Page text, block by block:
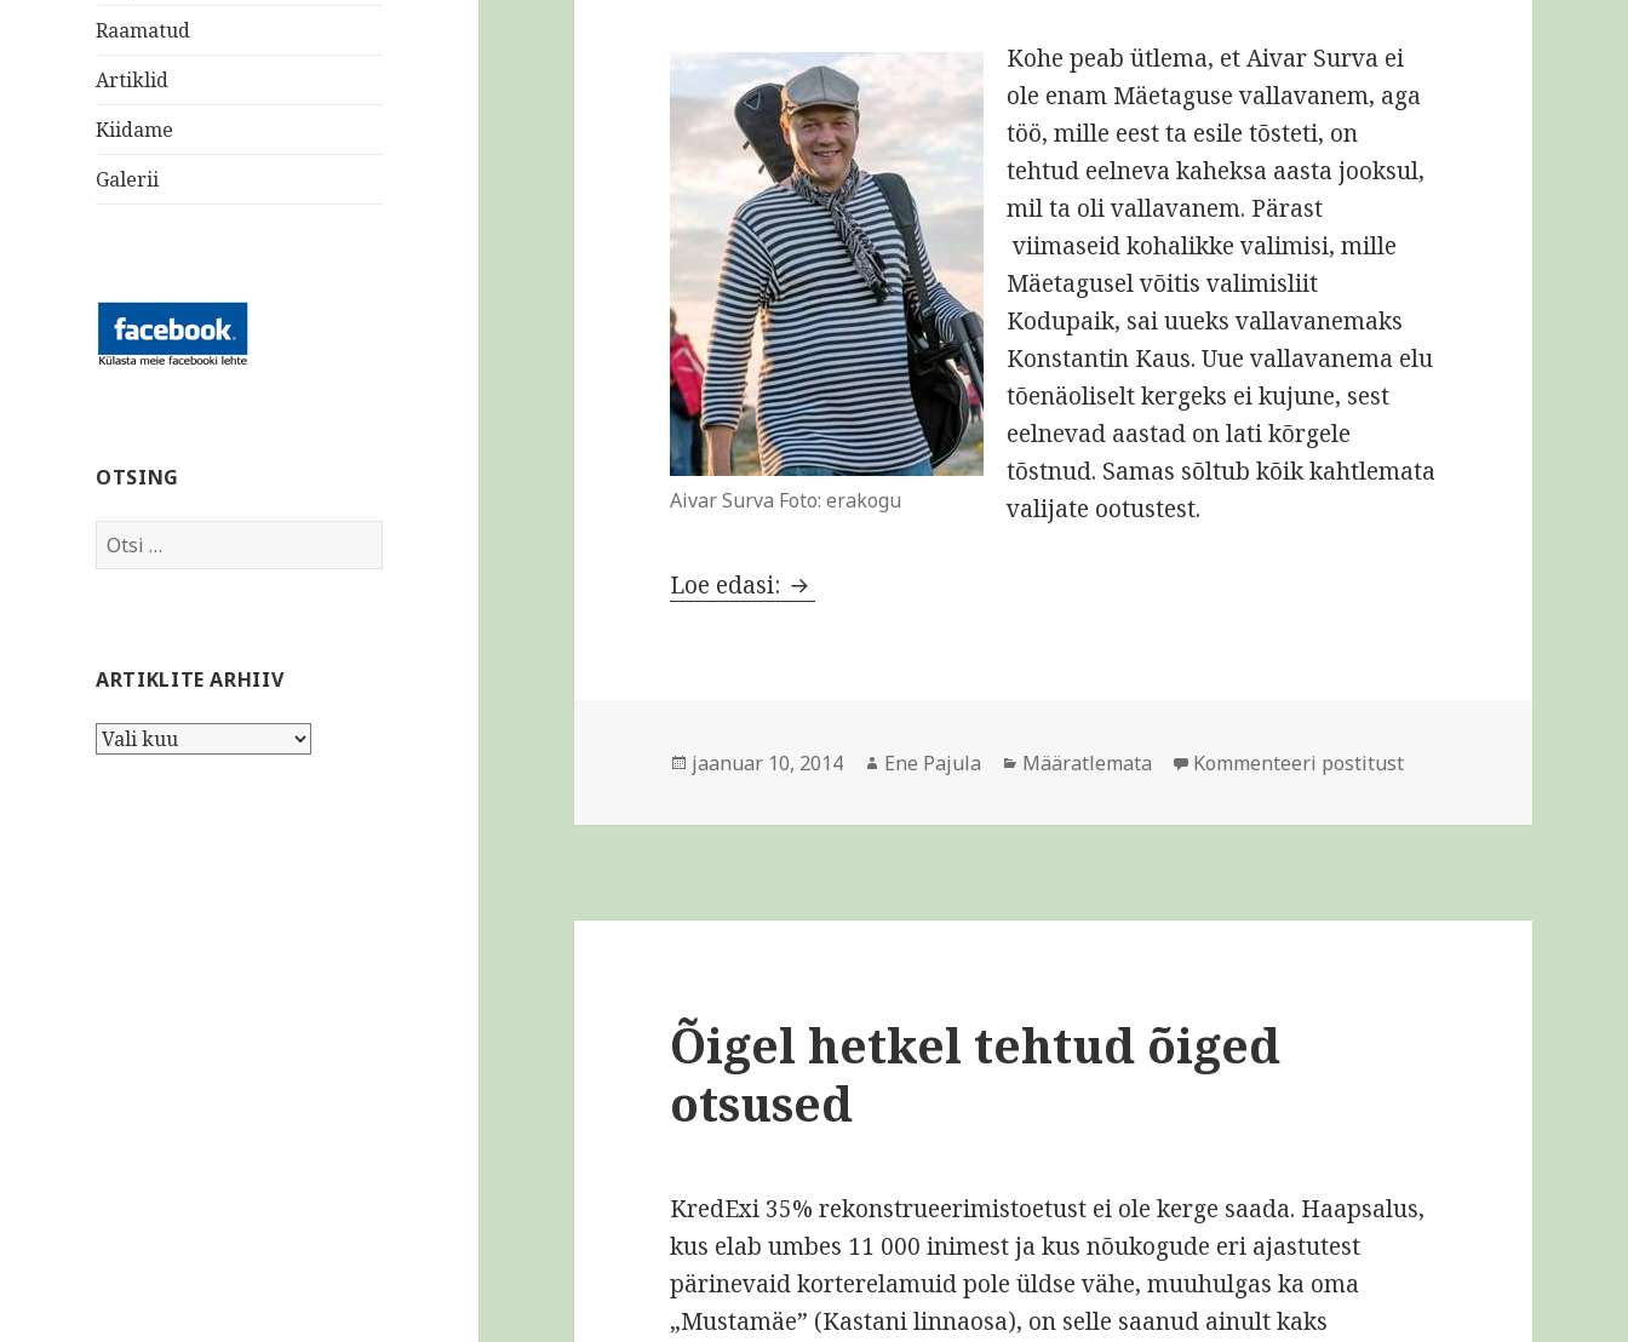
Raamatud
Artiklid
Kiidame
Galerii
OTSING
Otsi:
ARTIKLITE ARHIIV
Artiklite
Aivar Surva Foto: erakogu
Kohe peab ütlema, et Aivar Surva ei
ole enam Mäetaguse vallavanem, aga
töö, mille eest ta esile tõsteti, on
tehtud eelneva kaheksa aasta jooksul,
mil ta oli vallavanem. Pärast
viimaseid kohalikke valimisi, mille
Mäetagusel võitis valimisliit
Kodupaik, sai uueks vallavanemaks
Konstantin Kaus. Uue vallavanema elu
tõenäoliselt kergeks ei kujune, sest
eelnevad aastad on lati kõrgele
tõstnud. Samas sõltub kõik kahtlemata
valijate ootustest.
Loe edasi: Kõige raskem on muuta mõtteviisi
Postitatud
jaanuar 10, 2014 Autor
Ene Pajula Rubriigid
Määratlemata Kommenteeri postitustKõige raskem on
Õigel hetkel tehtud õiged
otsused
KredExi 35% rekonstrueerimistoetust ei ole kerge saada. Haapsalus,
kus elab umbes 11 000 inimest ja kus nõukogude eri ajastutest
pärinevaid korterelamuid pole üldse vähe, muuhulgas ka oma
„Mustamäe” (Kastani linnaosa), on selle saanud ainult kaks